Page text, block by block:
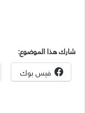
شارك هذا الموضوع:
فيس بوك